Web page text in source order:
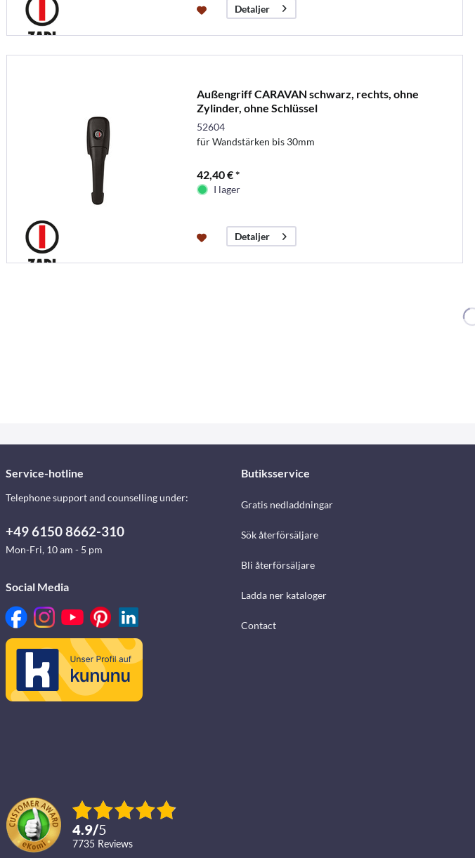
Detaljer
Außengriff CARAVAN schwarz, rechts, ohne
Zylinder, ohne Schlüssel
52604
für Wandstärken bis 30mm
42,40 € *
I lager
Detaljer
Service-hotline
Telephone support and counselling under:
+49 6150 8662-310
Mon-Fri, 10 am - 5 pm
Social Media
4.9/5
7735 reviews
Butiksservice
Gratis nedladdningar
Sök återförsäljare
Bli återförsäljare
Ladda ner kataloger
Contact